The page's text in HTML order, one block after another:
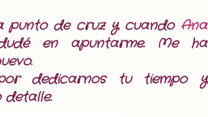
punto de cruz y cuando Ana
en apuntarme. Me ha
dedicarnos tu tiempo y